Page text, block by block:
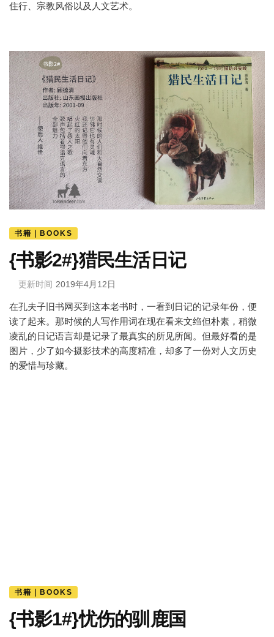
住行、宗教风俗以及人文艺术。
书籍｜BOOKS
{书影2#}猎民生活日记
更新时间 2019年4月12日
在孔夫子旧书网买到这本老书时，一看到日记的记录年份，便
读了起来。那时候的人写作用词在现在看来文绉但朴素，稍微
凌乱的日记语言却是记录了最真实的所见所闻。但最好看的是
图片，少了如今摄影技术的高度精准，却多了一份对人文历史
的爱惜与珍藏。
书籍｜BOOKS
{书影1#}忧伤的驯鹿国